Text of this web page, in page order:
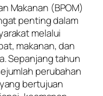
Makanan (BPOM)
penting dalam
melalui
makanan, dan
Sepanjang tahun
perubahan
bertujuan